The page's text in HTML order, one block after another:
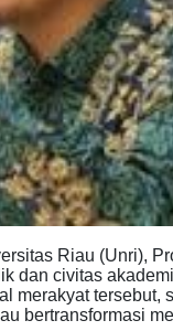
Riau (Unri),
dan civitas
merakyat tersebut,
bertransformasi